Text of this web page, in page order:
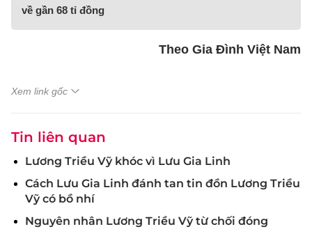
về gần 68 tỉ đồng
Theo Gia Đình Việt Nam
Xem link gốc
Tin liên quan
Lương Triều Vỹ khóc vì Lưu Gia Linh
Cách Lưu Gia Linh đánh tan tin đồn Lương Triều
Vỹ có bồ nhí
Nguyên nhân Lương Triều Vỹ từ chối đóng